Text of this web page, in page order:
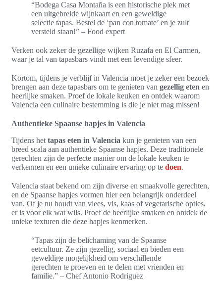
“Bodega Casa Montaña is een historische plek met
een uitgebreide wijnkaart en een geweldige
selectie tapas. Bestel de ‘pan con tomate’ en je zult
versteld staan!” – Food expert
Verken ook zeker de gezellige wijken Ruzafa en El Carmen,
waar je tal van tapasbars vindt met een levendige sfeer.
Kortom, tijdens je verblijf in Valencia moet je zeker een bezoek
brengen aan deze tapasbars om te genieten van gezellig eten en
heerlijke smaken. Proef de lokale keuken en ontdek waarom
Valencia een culinaire bestemming is die je niet mag missen!
Authentieke Spaanse hapjes in Valencia
Tijdens het tapas eten in Valencia kun je genieten van een
breed scala aan authentieke Spaanse hapjes. Deze traditionele
gerechten zijn de perfecte manier om de lokale keuken te
verkennen en een unieke culinaire ervaring op te doen.
Valencia staat bekend om zijn diverse en smaakvolle gerechten,
en de Spaanse hapjes vormen hier een belangrijk onderdeel
van. Of je nu houdt van vlees, vis, kaas of vegetarische opties,
er is voor elk wat wils. Proef de heerlijke smaken en ontdek de
unieke texturen die deze hapjes kenmerken.
“Tapas zijn de belichaming van de Spaanse
eetcultuur. Ze zijn gezellig, sociaal en bieden een
geweldige mogelijkheid om verschillende
gerechten te proeven en te delen met vrienden en
familie.” – Chef Antonio Rodriguez